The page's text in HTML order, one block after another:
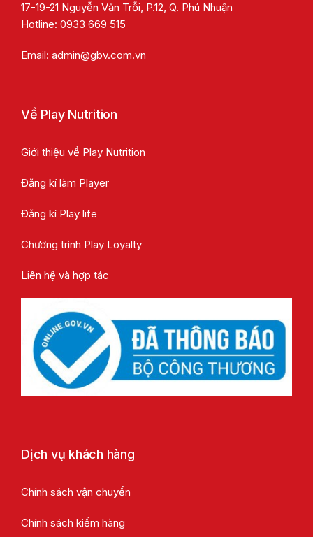
17-19-21 Nguyễn Văn Trỗi, P.12, Q. Phú Nhuận
Hotline: 0933 669 515
Email: admin@gbv.com.vn
Về Play Nutrition
Giới thiệu về Play Nutrition
Đăng kí làm Player
Đăng kí Play life
Chương trình Play Loyalty
Liên hệ và hợp tác
Dịch vụ khách hàng
Chính sách vận chuyển
Chính sách kiểm hàng